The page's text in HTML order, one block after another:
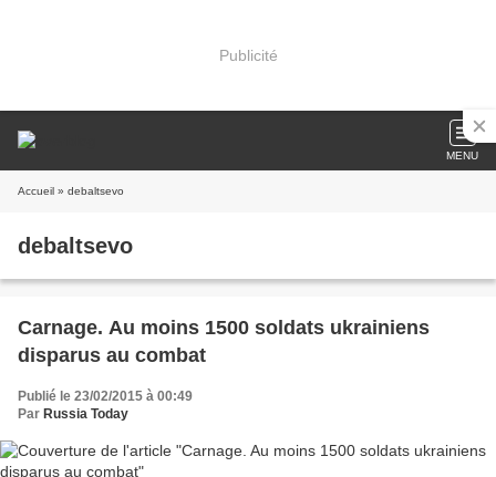
Publicité
MENU
Accueil » debaltsevo
debaltsevo
Carnage. Au moins 1500 soldats ukrainiens
disparus au combat
Publié le 23/02/2015 à 00:49
Par Russia Today